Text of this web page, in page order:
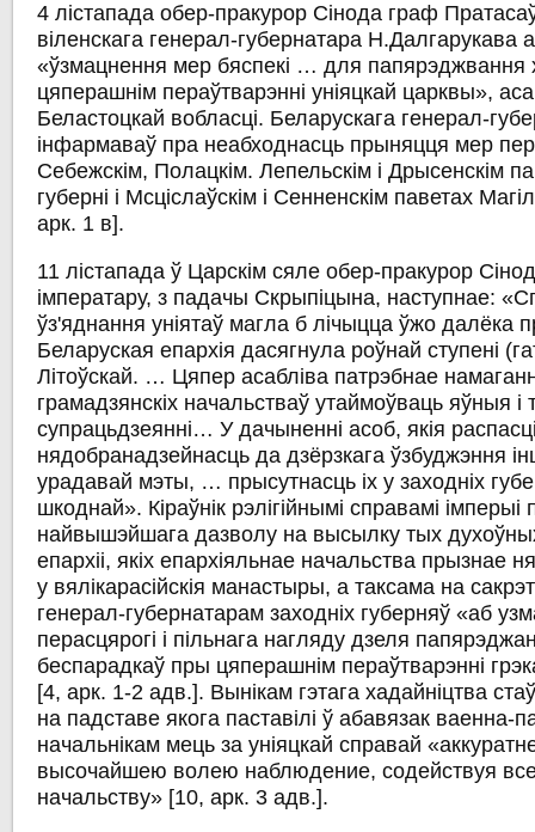
4 лістапада обер-пракурор Сінода граф
віленскага генерал-губернатара Н.Далгарукава
«ўзмацнення мер бяспекі … для папярэджвання
цяперашнім пераўтварэнні уніяцкай царквы»,
Беластоцкай вобласці. Беларускага генерал-
інфармаваў пра неабходнасць прыняцця мер
Себежскім, Полацкім. Лепельскім і Дрысенскім
губерні і Мсціслаўскім і Сенненскім паветах
арк. 1 в].
11 лістапада ў Царскім сяле обер-пракурор
імператару, з падачы Скрыпіцына, наступнае:
ўз'яднання уніятаў магла б лічыцца ўжо далёка
Беларуская епархія дасягнула роўнай ступені
Літоўскай. … Цяпер асабліва патрэбнае
грамадзянскіх начальстваў утаймоўваць яўныя і
супрацьдзеянні… У дачыненні асоб, якія
нядобранадзейнасць да дзёрзкага ўзбуджэння
урадавай мэты, … прысутнасць іх у заходніх
шкоднай». Кіраўнік рэлігійнымі справамі імперыі
найвышэйшага дазволу на высылку тых
епархіі, якіх епархіяльнае начальства прызнае
у вялікарасійскія манастыры, а таксама на
генерал-губернатарам заходніх губерняў «аб
перасцярогі і пільнага нагляду дзеля
беспарадкаў пры цяперашнім пераўтварэнні
[4, арк. 1-2 адв.]. Вынікам гэтага хадайніцтва
на падставе якога паставілі ў абавязак ваенна-
начальнікам мець за уніяцкай справай
высочайшею волею наблюдение, содействуя
начальству» [10, арк. 3 адв.].